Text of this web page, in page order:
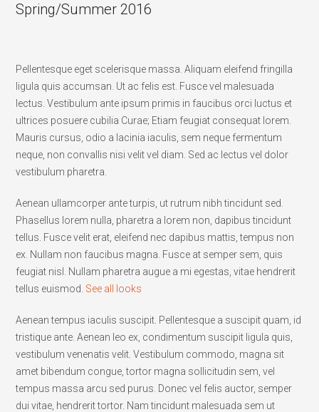
Spring/Summer 2016
Pellentesque eget scelerisque massa. Aliquam eleifend fringilla
ligula quis accumsan. Ut ac felis est. Fusce vel malesuada
lectus. Vestibulum ante ipsum primis in faucibus orci luctus et
ultrices posuere cubilia Curae; Etiam feugiat consequat lorem.
Mauris cursus, odio a lacinia iaculis, sem neque fermentum
neque, non convallis nisi velit vel diam. Sed ac lectus vel dolor
vestibulum pharetra.
Aenean ullamcorper ante turpis, ut rutrum nibh tincidunt sed.
Phasellus lorem nulla, pharetra a lorem non, dapibus tincidunt
tellus. Fusce velit erat, eleifend nec dapibus mattis, tempus non
ex. Nullam non faucibus magna. Fusce at semper sem, quis
feugiat nisl. Nullam pharetra augue a mi egestas, vitae hendrerit
tellus euismod. See all looks
Aenean tempus iaculis suscipit. Pellentesque a suscipit quam, id
tristique ante. Aenean leo ex, condimentum suscipit ligula quis,
vestibulum venenatis velit. Vestibulum commodo, magna sit
amet bibendum congue, tortor magna sollicitudin sem, vel
tempus massa arcu sed purus. Donec vel felis auctor, semper
dui vitae, hendrerit tortor. Nam tincidunt malesuada sem ut